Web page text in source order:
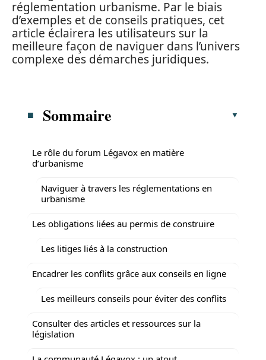
réglementation urbanisme. Par le biais
d’exemples et de conseils pratiques, cet
article éclairera les utilisateurs sur la
meilleure façon de naviguer dans l’univers
complexe des démarches juridiques.
Sommaire
Le rôle du forum Légavox en matière
d’urbanisme
Naviguer à travers les réglementations en
urbanisme
Les obligations liées au permis de construire
Les litiges liés à la construction
Encadrer les conflits grâce aux conseils en ligne
Les meilleurs conseils pour éviter des conflits
Consulter des articles et ressources sur la
législation